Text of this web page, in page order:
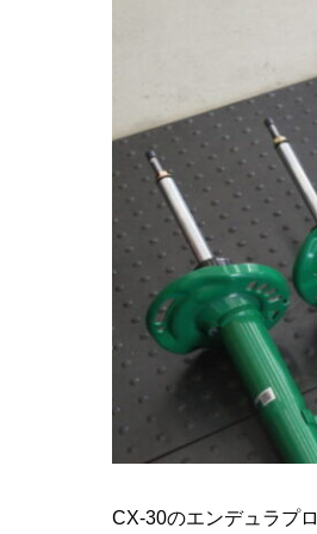
CX-30のエンデュラプ